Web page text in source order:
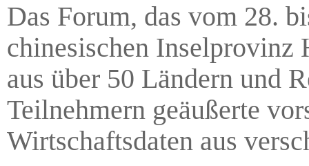
Das Forum, das vom 28.
chinesischen Inselprovinz
aus über 50 Ländern und
Teilnehmern geäußerte
Wirtschaftsdaten aus